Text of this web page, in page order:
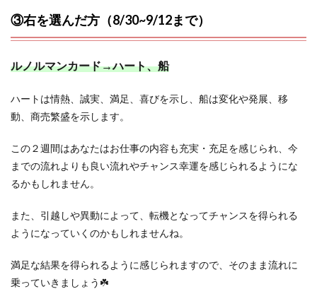
③右を選んだ方（8/30~9/12まで）
ルノルマンカード→ハート、船
ハートは情熱、誠実、満足、喜びを示し、船は変化や発展、移
動、商売繁盛を示します。
この２週間はあなたはお仕事の内容も充実・充足を感じられ、今
までの流れよりも良い流れやチャンス幸運を感じられるようにな
るかもしれません。
また、引越しや異動によって、転機となってチャンスを得られる
ようになっていくのかもしれませんね。
満足な結果を得られるように感じられますので、そのまま流れに
乗っていきましょう☘️